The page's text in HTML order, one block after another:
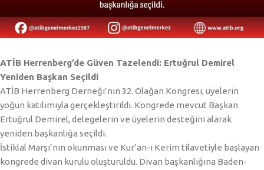
ATİB Herrenberg’de Güven Tazelendi: Ertuğrul Demirel
Yeniden Başkan Seçildi
ATİB Herrenberg Derneği’nin 32. Olağan Kongresi, üyelerin
yoğun katılımıyla gerçekleştirildi. Kongrede mevcut Başkan
Ertuğrul Demirel, delegelerin ve üyelerin desteğini alarak
yeniden başkanlığa seçildi.
İstiklal Marşı’nın okunması ve Kur’an-ı Kerim tilavetiyle başlayan
kongrede divan kurulu oluşturuldu. Divan başkanlığına Baden-